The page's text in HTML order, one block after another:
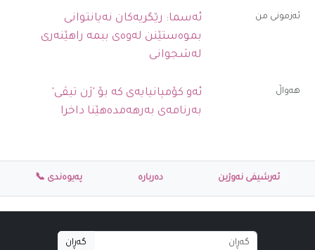
ئەزمونی من
ئەسما: رێگریەکان نەیانتوانی
بموەستێنن لەوەی ببمە راهێنەری
لەشجوانی
ھەواڵ
ئەو کۆمپانیایەی کە بۆ 'ژن تیڤی'
بەرنامەی بەرهەمدەهێنا داخرا
ئەرشیفی نەوژین دەربارە پەیوەندی 📞